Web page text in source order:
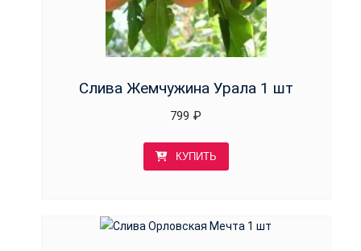
Слива Жемчужина Урала 1 шт
799 ₽
КУПИТЬ